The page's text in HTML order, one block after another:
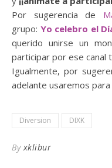
Por sugerencia de
grupo: Yo celebro el
querido unirse un
participar por ese canal
Igualmente, por
adelante usaremos
Diversion DIXK
Byxklibur